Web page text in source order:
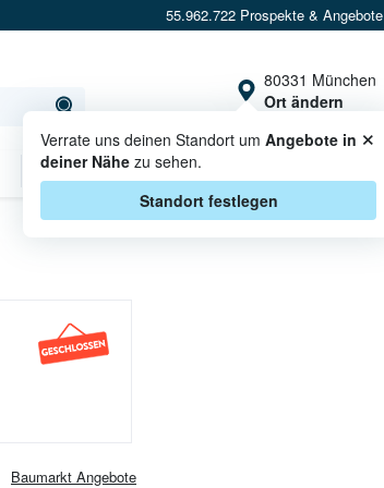
55.962.722 Prospekte & Angebote
80331 München
Ort ändern
Verrate uns deinen Standort umAngebote in
deiner Nähe zu sehen.
Standort festlegen
×
CASHBACK
Baumarkt Angebote